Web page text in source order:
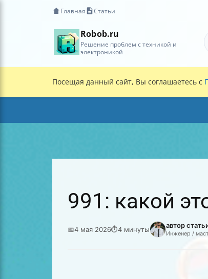
Главная Статьи
Robob.ru
Решение проблем с техникой и
электроникой
Посещая данный сайт, Вы соглашаетесь с
991: какой
📅4 мая 2026⏱4 минуты автор
Инженер /